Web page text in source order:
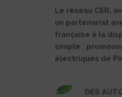
Le réseau CER,
un partenariat
française à la
simple :
électriques de
DES